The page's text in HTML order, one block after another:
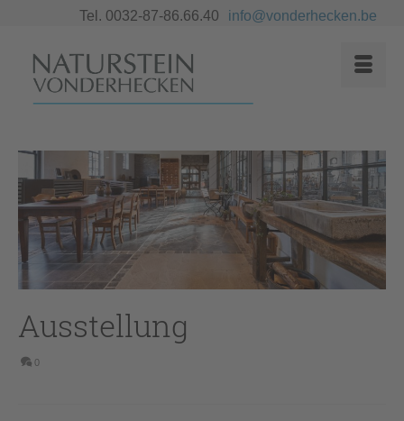
Tel. 0032-87-86.66.40 info@vonderhecken.be
Ausstellung
0